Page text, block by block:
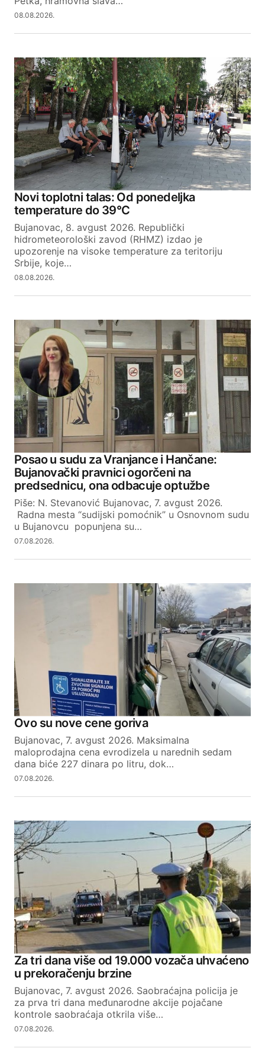
Ćacilenda. Jedno jedenje i pijenje od njega
Your email address will not be published.
Required fields are marked*
Comment*
Your Name
Your E-mail
08.08.2026.
Novi toplotni talas: Od ponedeljka
temperature do 39°C
Bujanovac, 8. avgust 2026. Republički
hidrometeorološki zavod (RHMZ) izdao je
upozorenje na visoke temperature za teritoriju
Srbije, koje…
08.08.2026.
Posao u sudu za Vranjance i Hančane:
Bujanovački pravnici ogorčeni na
predsednicu, ona odbacuje optužbe
Piše: N. Stevanović Bujanovac, 7. avgust 2026.
Radna mesta “sudijski pomoćnik” u Osnovnom sudu
u Bujanovcu popunjena su…
07.08.2026.
Ovo su nove cene goriva
Bujanovac, 7. avgust 2026. Maksimalna
maloprodajna cena evrodizela u narednih sedam
dana biće 227 dinara po litru, dok…
07.08.2026.
Za tri dana više od 19.000 vozača uhvaćeno
u prekoračenju brzine
Bujanovac, 7. avgust 2026. Saobraćajna policija je
za prva tri dana međunarodne akcije pojačane
kontrole saobraćaja otkrila više…
07.08.2026.